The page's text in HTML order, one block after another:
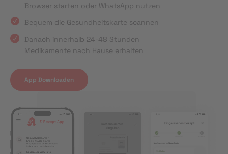
Browser starten oder WhatsApp nutzen
Bequem die Gesundheitskarte scannen
Danach innerhalb 24-48 Stunden
Medikamente nach Hause erhalten
App Downloaden